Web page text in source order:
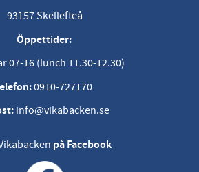
93157 Skellefteå
Öppettider:
07-16 (lunch 11.30-12.30)
0910-727170
info@vikabacken.se
på Facebook